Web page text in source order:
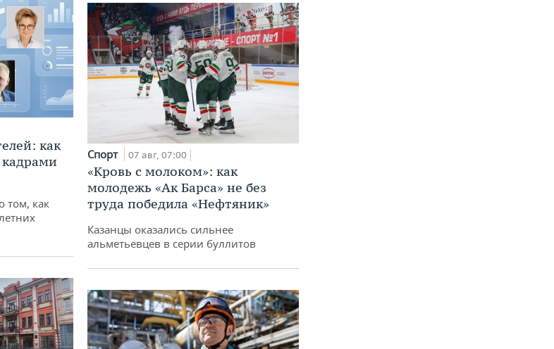
как
кадрами
том, как
Спорт 07 авг, 07:00
«Кровь с молоком»: как
молодежь «Ак Барса» не без
труда победила «Нефтяник»
Казанцы оказались сильнее
альметьевцев в серии буллитов